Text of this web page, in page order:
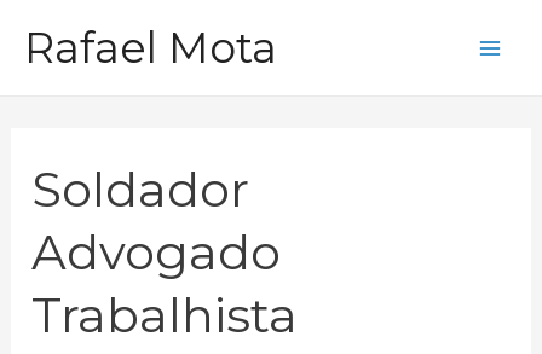
paraRafael Mota
Soldador
Advogado
Trabalhista